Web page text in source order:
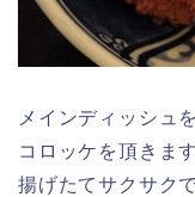
メインディッシュ
コロッケを頂きます
揚げたてサクサク